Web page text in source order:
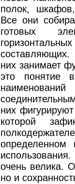
полок,
Все они
готовых
них занимает
это понятие
них
которой
определенном
очень велика.
но и